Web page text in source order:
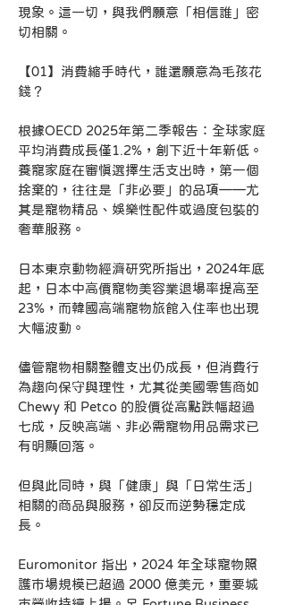
現象。這一切，與我們願意「相信誰」密
切相關。
【01】消費縮手時代，誰還願意為毛孩花
錢？
根據OECD 2025年第二季報告：全球家庭
平均消費成長僅1.2%，創下近十年新低。
養寵家庭在審慎選擇生活支出時，第一個
捨棄的，往往是「非必要」的品項——尤
其是寵物精品、娛樂性配件或過度包裝的
奢華服務。
日本東京動物經濟研究所指出，2024年底
起，日本中高價寵物美容業退場率提高至
23%，而韓國高端寵物旅館入住率也出現
大幅波動。
儘管寵物相關整體支出仍成長，但消費行
為趨向保守與理性，尤其從美國零售商如
Chewy 和 Petco 的股價從高點跌幅超過
七成，反映高端、非必需寵物用品需求已
有明顯回落。
但與此同時，與「健康」與「日常生活」
相關的商品與服務，卻反而逆勢穩定成
長。
Euromonitor 指出，2024 年全球寵物照
護市場規模已超過 2000 億美元，重要城